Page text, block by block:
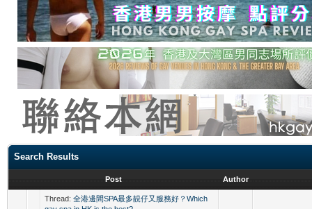
Search Results
Post Author
Thread: 全港邊間SPA最多靚仔又服務好？Which